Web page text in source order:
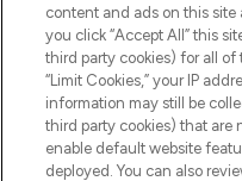
AIDE ET
content and ads on this site
you click “Accept All” this
third party cookies) for all of
“Limit Cookies,” your IP
information may still be
third party cookies) that are
enable default website
deployed. You can also